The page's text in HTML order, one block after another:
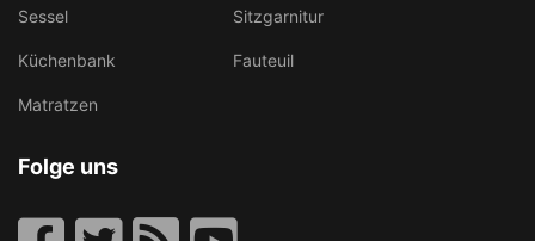
Sessel Sitzgarnitur
Küchenbank Fauteuil
Matratzen
Folge uns